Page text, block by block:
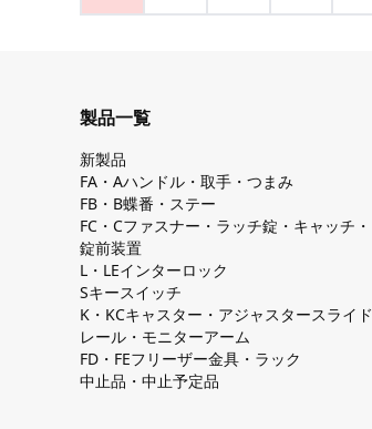
製品一覧
新製品
FA・Aハンドル・取手・つまみ
FB・B蝶番・ステー
FC・Cファスナー・ラッチ錠・キャッチ・
錠前装置
L・LEインターロック
Sキースイッチ
K・KCキャスター・アジャスタースライド
レール・モニターアーム
FD・FEフリーザー金具・ラック
中止品・中止予定品